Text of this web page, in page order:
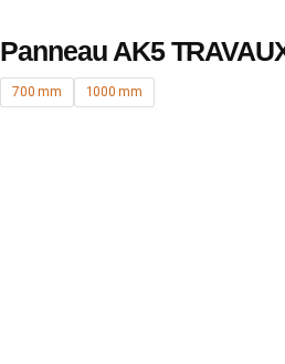
Panneau AK5
700 mm 1000 mm